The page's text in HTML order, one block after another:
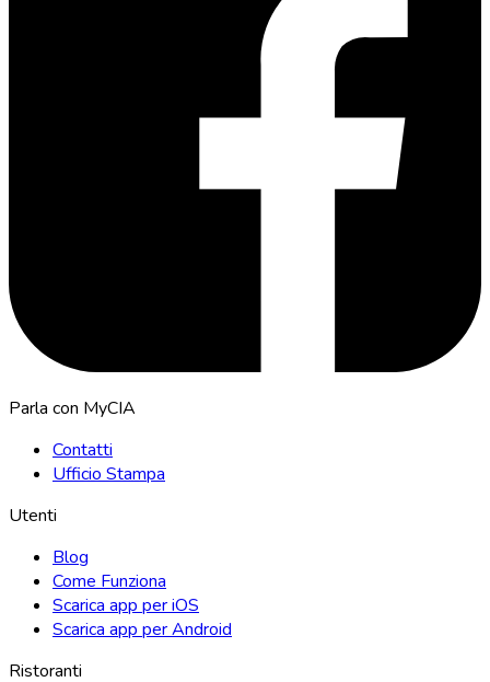
Parla con MyCIA
Contatti
Ufficio Stampa
Utenti
Blog
Come Funziona
Scarica app per iOS
Scarica app per Android
Ristoranti